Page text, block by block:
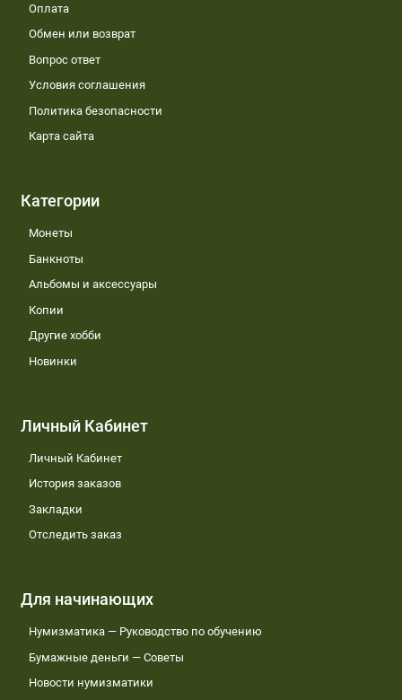
Оплата
Обмен или возврат
Вопрос ответ
Условия соглашения
Политика безопасности
Карта сайта
Категории
Монеты
Банкноты
Альбомы и аксессуары
Копии
Другие хобби
Новинки
Личный Кабинет
Личный Кабинет
История заказов
Закладки
Отследить заказ
Для начинающих
Нумизматика — Руководство по обучению
Бумажные деньги — Советы
Новости нумизматики